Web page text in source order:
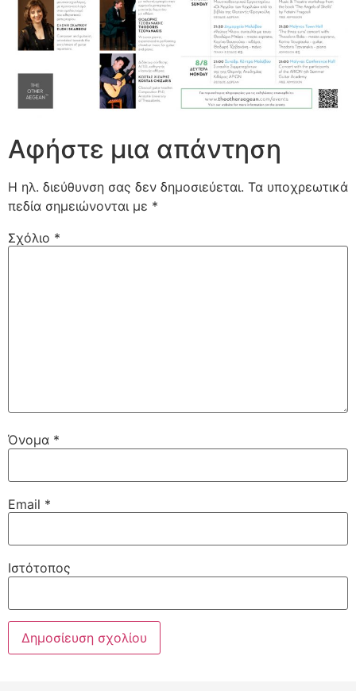
Αφήστε μια απάντηση
Η ηλ. διεύθυνση σας δεν δημοσιεύεται. Τα υποχρεωτικά
πεδία σημειώνονται με *
Σχόλιο *
Όνομα *
Email *
Ιστότοπος